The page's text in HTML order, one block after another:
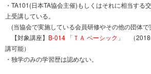
・TA101(日本TA協会主催)もしくはそれに相当する
上受講している。
(当協会で実施している会員研修やその他の団体で
【対象講座】 B-014 「ＴＡ ベーシック」
（
講可能）
・独学のみの学習歴は認めない。